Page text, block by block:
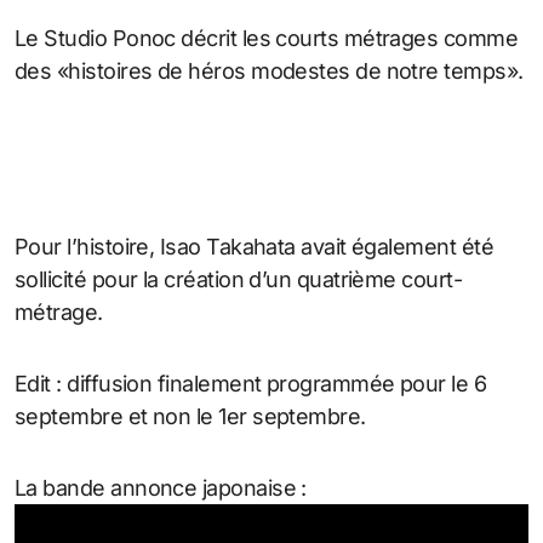
Le Studio Ponoc décrit les courts métrages comme
des «histoires de héros modestes de notre temps».
Pour l’histoire, Isao Takahata avait également été
sollicité pour la création d’un quatrième court-
métrage.
Edit : diffusion finalement programmée pour le 6
septembre et non le 1er septembre.
La bande annonce japonaise :